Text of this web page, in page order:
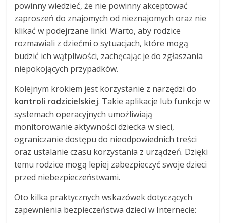
powinny wiedzieć, że nie powinny akceptować
zaproszeń do znajomych od nieznajomych oraz nie
klikać w podejrzane linki. Warto, aby rodzice
rozmawiali z dziećmi o sytuacjach, które mogą
budzić ich wątpliwości, zachęcając je do zgłaszania
niepokojących przypadków.
Kolejnym krokiem jest korzystanie z narzędzi do
kontroli rodzicielskiej. Takie aplikacje lub funkcje w
systemach operacyjnych umożliwiają
monitorowanie aktywności dziecka w sieci,
ograniczanie dostępu do nieodpowiednich treści
oraz ustalanie czasu korzystania z urządzeń. Dzięki
temu rodzice mogą lepiej zabezpieczyć swoje dzieci
przed niebezpieczeństwami.
Oto kilka praktycznych wskazówek dotyczących
zapewnienia bezpieczeństwa dzieci w Internecie: